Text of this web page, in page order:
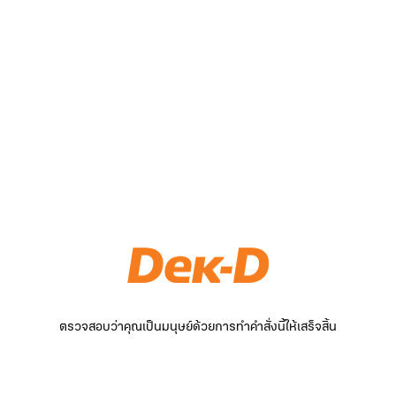
ตรวจสอบว่าคุณเป็นมนุษย์ด้วยการทำคำสั่งนี้ให้เสร็จสิ้น